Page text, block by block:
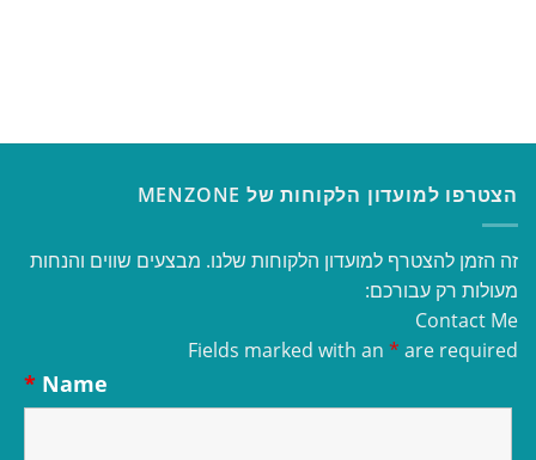
הצטרפו למועדון הלקוחות של MENZONE
זה הזמן להצטרף למועדון הלקוחות שלנו. מבצעים שווים והנחות
מעולות רק עבורכם:
Contact Me
Fields marked with an * are required
Name
*